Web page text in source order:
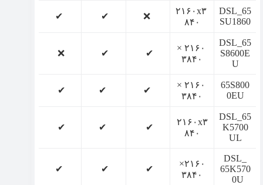
DSL_65
SU1860
۲۱۶۰x۳
۸۴۰
❌
✔
✔
DSL_65
S8600E
U
۲۱۶۰ ×
۳۸۴۰
✔
✔
❌
65S800
0EU
۲۱۶۰ ×
۳۸۴۰
✔
✔
✔
DSL_65
K5700
UL
۲۱۶۰x۳
۸۴۰
✔
✔
✔
DSL_
65K570
0U
۲۱۶۰×
۳۸۴۰
✔
✔
✔